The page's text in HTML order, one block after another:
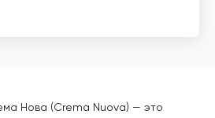
Нова (Crema Nuova) — это